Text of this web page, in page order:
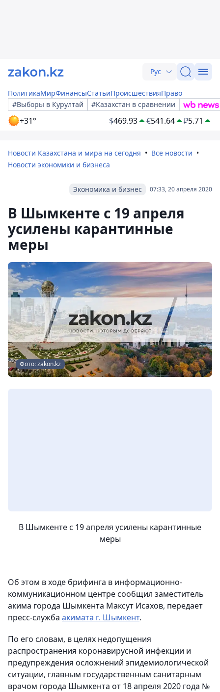
Рус
ПолитикаМирФинансыСтатьиПроисшествияПраво
#Выборы в Курултай
#Казахстан в сравнении
+31° $469.93 €541.64 ₽5.71
Новости Казахстана и мира на сегодня
Все новости
Новости экономики и бизнеса
07:33, 20 апреля 2020
Экономика и бизнес
В Шымкенте с 19 апреля
усилены карантинные
меры
Фото: zakon.kz
В Шымкенте с 19 апреля усилены карантинные
меры
Об этом в ходе брифинга в информационно-
коммуникационном центре сообщил заместитель
акима города Шымкента Максут Исахов, передает
пресс-служба акимата г. Шымкент.
По его словам, в целях недопущения
распространения коронавирусной инфекции и
предупреждения осложнений эпидемиологической
ситуации, главным государственным санитарным
врачом города Шымкента от 18 апреля 2020 года №